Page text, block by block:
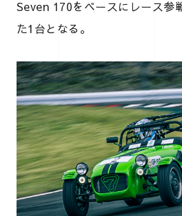
Seven 170をベースにレース参
た1台となる。